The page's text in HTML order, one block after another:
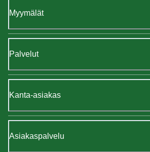
Myymälät
Palvelut
Kanta-asiakas
Asiakaspalvelu